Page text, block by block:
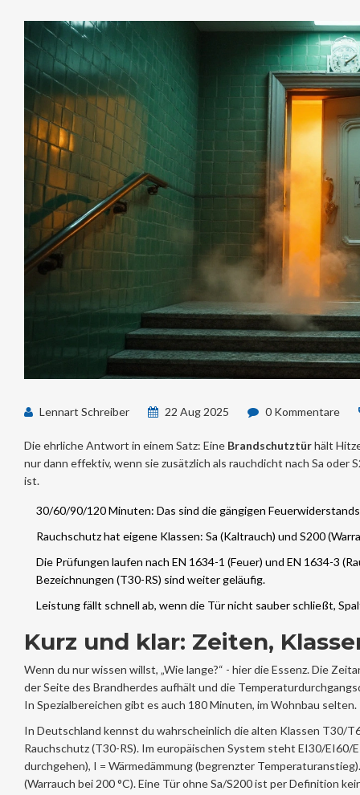
Lennart Schreiber 22 Aug 2025 0 Kommentare
Die ehrliche Antwort in einem Satz: Eine Brandschutztürhält
nur dann effektiv, wenn sie zusätzlich als rauchdicht nach Sa
ist.
30/60/90/120 Minuten: Das sind die gängigen
Rauchschutz hat eigene Klassen: Sa (Kaltrauch) und S200
Die Prüfungen laufen nach EN 1634-1 (Feuer) und EN 1634-3
Bezeichnungen (T30-RS) sind weiter geläufig.
Leistung fällt schnell ab, wenn die Tür nicht sauber schließt,
Kurz und klar: Zeiten,
Wenn du nur wissen willst, „Wie lange?“ - hier die Essenz. Die
der Seite des Brandherdes aufhält und die
In Spezialbereichen gibt es auch 180 Minuten, im Wohnbau selten.
In Deutschland kennst du wahrscheinlich die alten Klassen T30/
Rauchschutz (T30-RS). Im europäischen System steht EI30/EI60/
durchgehen), I = Wärmedämmung (begrenzter
(Warrauch bei 200 °C). Eine Tür ohne Sa/S200 ist per Definition